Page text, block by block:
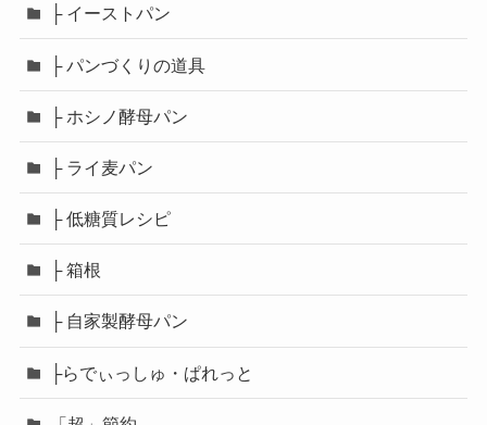
├ イーストパン
├ パンづくりの道具
├ ホシノ酵母パン
├ ライ麦パン
├ 低糖質レシピ
├ 箱根
├ 自家製酵母パン
├らでぃっしゅ・ぱれっと